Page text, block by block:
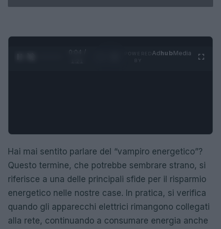
0:05 /
AdhubMedia
Hai mai sentito parlare del “vampiro energetico”?
Questo termine, che potrebbe sembrare strano, si
riferisce a una delle principali sfide per il risparmio
energetico nelle nostre case. In pratica, si verifica
quando gli apparecchi elettrici rimangono collegati
alla rete, continuando a consumare energia anche